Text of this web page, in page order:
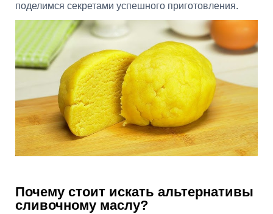
поделимся секретами успешного приготовления.
Почему стоит искать альтернативы
сливочному маслу?